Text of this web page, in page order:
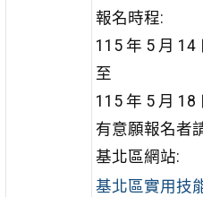
報名時程:
115 年 5 月 14
至
115 年 5 月 18
有意願報名者
基北區網站:
基北區實用技